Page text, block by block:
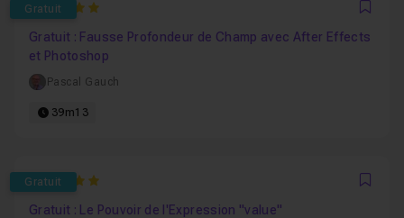
Gratuit
5
Gratuit : Fausse Profondeur de Champ avec After Effects
et Photoshop
Pascal Gauch
39m13
Gratuit
5
Gratuit : Le Pouvoir de l'Expression "value"